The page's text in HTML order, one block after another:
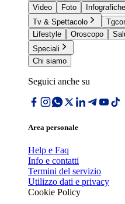
Video
Foto Infografiche
Tv & Spettacolo
Lifestyle
Oroscopo
Speciali
Chi siamo
Seguici anche su
Area personale
Help e Faq
Info e contatti
Termini del servizio
Utilizzo dati e privacy
Cookie Policy